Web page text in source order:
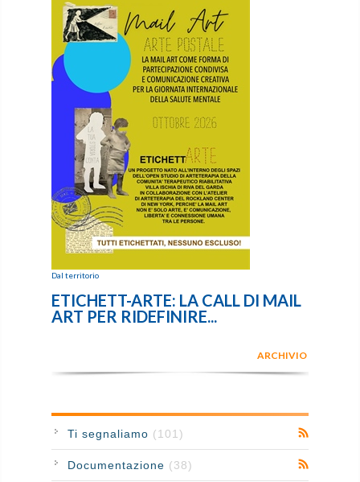
Dal territorio
ETICHETT-ARTE: LA CALL DI MAIL
ART PER RIDEFINIRE...
ARCHIVIO
Ti segnaliamo (101)
Documentazione (38)